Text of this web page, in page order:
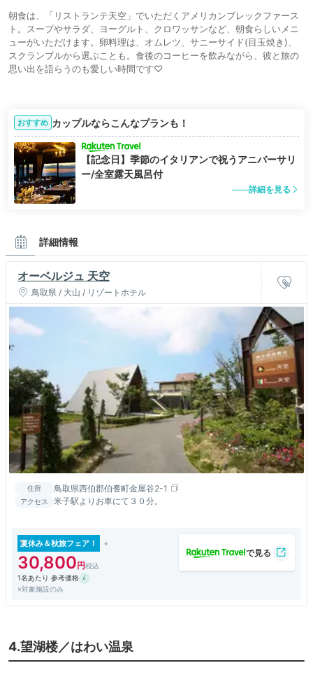
朝食は、「リストランテ天空」でいただくアメリカンブレックファース
ト。スープやサラダ、ヨーグルト、クロワッサンなど、朝食らしいメニ
ューがいただけます。卵料理は、オムレツ、サニーサイド(目玉焼き)、
スクランブルから選ぶことも。食後のコーヒーを飲みながら、彼と旅の
思い出を語らうのも愛しい時間です♡
おすすめ カップルならこんなプランも！
【記念日】季節のイタリアンで祝うアニバーサリ
ー/全室露天風呂付
詳細を見る
詳細情報
オーベルジュ 天空
鳥取県 / 大山 / リゾートホテル
住所 鳥取県西伯郡伯耆町金屋谷2-1
アクセス 米子駅よりお車にて３０分。
夏休み＆秋旅フェア！
30,800
1名あたり 参考価格
※対象施設のみ
4.望湖楼／はわい温泉